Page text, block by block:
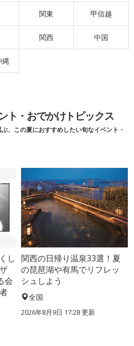
関東 甲信越
関西 中国
縄
ト・おでかけトピックス
、この夏におすすめしたい旬なイベント・
し
会
関西の日帰り温泉33選！夏
の琵琶湖や有馬でリフレッ
シュしよう
全国
2026年8月9日 17:28更新